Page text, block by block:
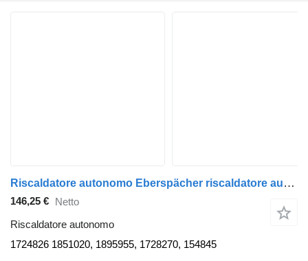
Riscaldatore autonomo Eberspächer riscaldatore ausiliario 1724826 per trattore stradale Scania P380
146,25 € Netto
Riscaldatore autonomo
1724826 1851020, 1895955, 1728270, 154845